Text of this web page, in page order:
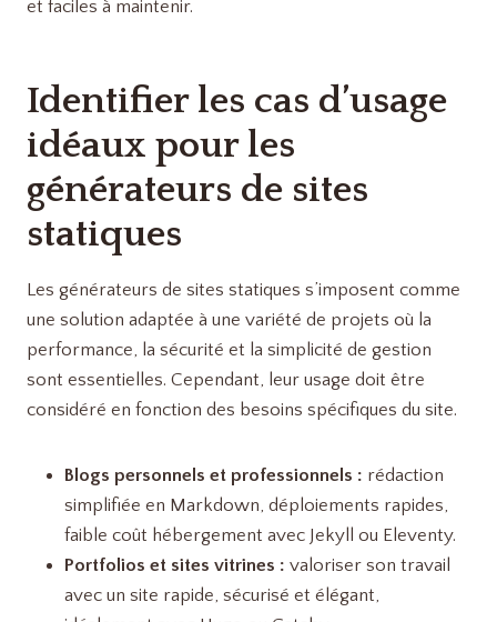
Identifier les cas d’usage
idéaux pour les
générateurs de sites
statiques
Les générateurs de sites statiques s’imposent comme
une solution adaptée à une variété de projets où la
performance, la sécurité et la simplicité de gestion
sont essentielles. Cependant, leur usage doit être
considéré en fonction des besoins spécifiques du site.
Blogs personnels et professionnels : rédaction
simplifiée en Markdown, déploiements rapides,
faible coût hébergement avec Jekyll ou Eleventy.
Portfolios et sites vitrines : valoriser son travail
avec un site rapide, sécurisé et élégant,